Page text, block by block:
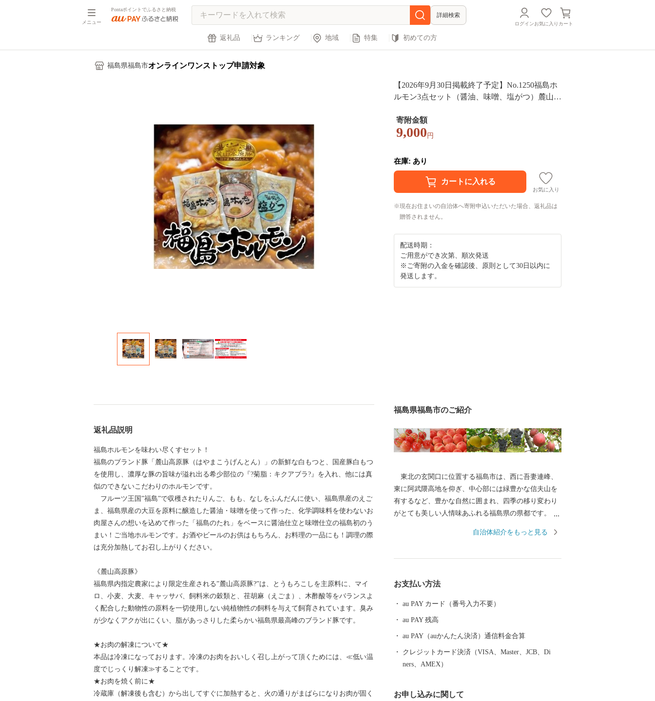
メニュー
Pontaポイントでふるさと納税
詳細検索
ログインお気に入り カート
返礼品 ランキング 地域 特集 初めての方
福島県福島市オンラインワンストップ申請対象
【2026年9月30日掲載終了予定】No.1250福島ホ
ルモン3点セット（醤油、味噌、塩がつ）麓山高
寄附金額
9,000 円
在庫: あり
お気に入り
現在お住まいの自治体へ寄附申込いただいた場合、返礼品は
贈答されません。
配送時期：
ご用意ができ次第、順次発送
※ご寄附の入金を確認後、原則として30日以内に
発送します。
返礼品説明
福島ホルモンを味わい尽くすセット！
福島のブランド豚「麓山高原豚（はやまこうげんとん）」の新鮮な白もつと、国産豚白もつ
を使用し、濃厚な豚の旨味が溢れ出る希少部位の『?菊脂：キクアブラ?』を入れ、他には真
似のできないこだわりのホルモンです。
フルーツ王国”福島”で収穫されたりんご、もも、なしをふんだんに使い、福島県産のえご
ま、福島県産の大豆を原料に醸造した醤油・味噌を使って作った、化学調味料を使わないお
肉屋さんの想いを込めて作った「福島のたれ」をベースに醤油仕立と味噌仕立の福島初のう
まい！ご当地ホルモンです。お酒やビールのお供はもちろん、お料理の一品にも！調理の際
は充分加熱してお召し上がりください。
《麓山高原豚》
福島県内指定農家により限定生産される”麓山高原豚?”は、とうもろこしを主原料に、マイ
ロ、小麦、大麦、キャッサバ、飼料米の穀類と、荏胡麻（えごま）、木酢酸等をバランスよ
く配合した動物性の原料を一切使用しない純植物性の飼料を与えて飼育されています。臭み
が少なくアクが出にくい、脂があっさりした柔らかい福島県最高峰のブランド豚です。
★お肉の解凍について★
本品は冷凍になっております。冷凍のお肉をおいしく召し上がって頂くためには、≪低い温
度でじっくり解凍≫することです。
★お肉を焼く前に★
冷蔵庫（解凍後も含む）から出してすぐに加熱すると、火の通りがまばらになりお肉が固く
福島県福島市のご紹介
東北の玄関口に位置する福島市は、西に吾妻連峰、
東に阿武隈高地を仰ぎ、中心部には緑豊かな信夫山を
有するなど、豊かな自然に囲まれ、四季の移り変わり
がとても美しい人情味あふれる福島県の県都です。
れた「飯坂温泉」をはじめ、こけしと水芭蕉の里「土
モ、秋のナシやブドウ、初冬のリンゴなど、一年中く
自治体紹介をもっと見る
お支払い方法
au PAY カード（番号入力不要）
au PAY 残高
au PAY（auかんたん決済）通信料金合算
クレジットカード決済（VISA、Master、JCB、Di
ners、AMEX）
お申し込みに関して